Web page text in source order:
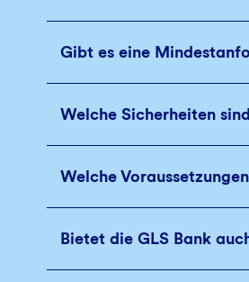
Gibt es eine
Welche Sicherheiten
Welche
Bietet die GLS Bank